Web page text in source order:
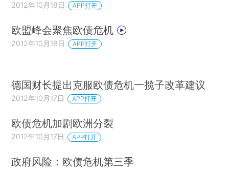
2012年10月18日 APP打开
欧盟峰会聚焦欧债危机
2012年10月18日 APP打开
德国财长提出克服欧债危机一揽子改革建议
2012年10月17日 APP打开
欧债危机加剧欧洲分裂
2012年10月17日 APP打开
政府风险：欧债危机第三季